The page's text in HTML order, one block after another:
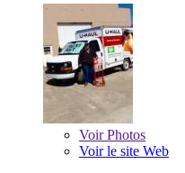
VoirPhotos
Voir le site Web